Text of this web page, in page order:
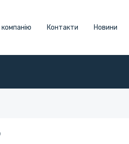
компанію Контакти Новини